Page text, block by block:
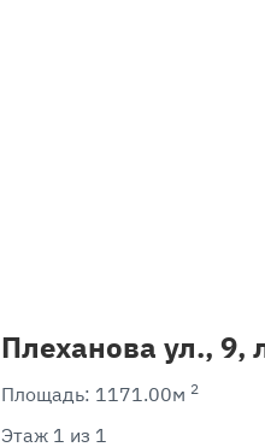
Плеханова ул., 9,
Площадь: 1171.00м 2
Этаж 1 из 1